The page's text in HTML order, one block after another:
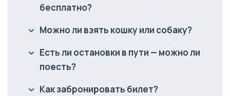
бесплатно?
Можно ли взять кошку или собаку?
Есть ли остановки в пути — можно ли
поесть?
Как забронировать билет?